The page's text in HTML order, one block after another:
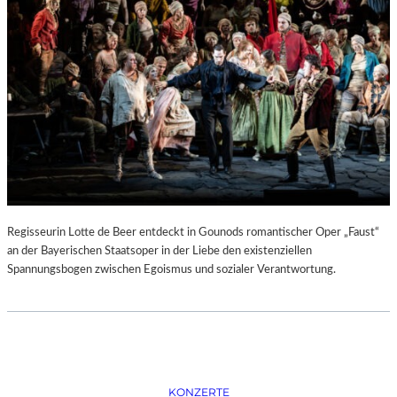
–
K
Ü
N
S
T
L
E
R
,
T
M
Regisseurin Lotte de Beer entdeckt in Gounods romantischer Oper „Faust“
an der Bayerischen Staatsoper in der Liebe den existenziellen
Spannungsbogen zwischen Egoismus und sozialer Verantwortung.
KONZERTE